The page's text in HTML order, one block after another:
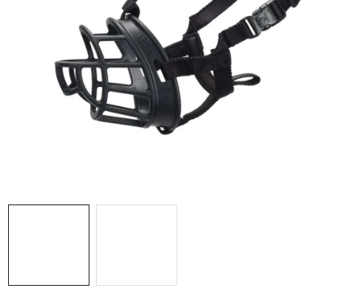
HLODAVCE
DEZINFEKČNÉ PROSTRIEDKY
GELOREN KĽBOVÁ VÝŽIVA